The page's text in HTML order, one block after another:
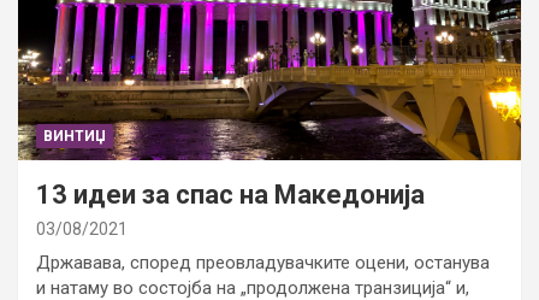
ВИНТИЏ
13 идеи за спас на Македонија
03/08/2021
Државава, според преовладувачките оцени, останува
и натаму во состојба на „продолжена транзиција“ и,